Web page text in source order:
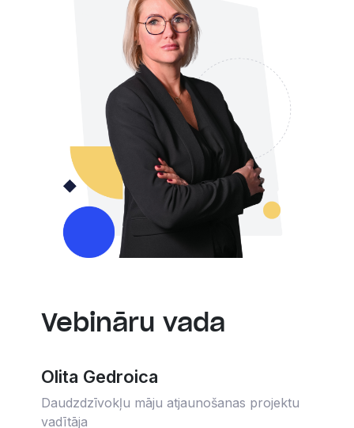
Vebināru vada
Olita Gedroica
Daudzdzīvokļu māju atjaunošanas projektu
vadītāja